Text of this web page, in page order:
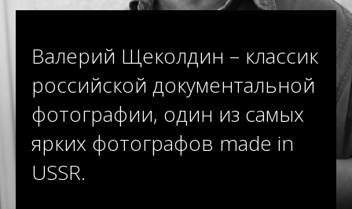
Валерий Щеколдин – классик
российской документальной
фотографии, один из самых
ярких фотографов made in
USSR.